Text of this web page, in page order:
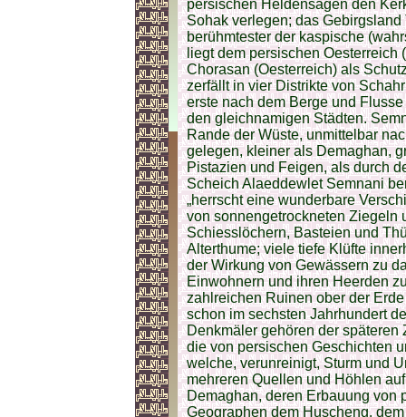
persischen Heldensagen den
Sohak verlegen; das
berühmtester der kaspische
liegt dem persischen Oesterreich
Chorasan (Oesterreich) als
zerfällt in vier Distrikte von
erste nach dem Berge und
den gleichnamigen Städten.
Rande der Wüste, unmittelbar
gelegen, kleiner als Demaghan,
Pistazien und Feigen, als durch
Scheich Alaeddewlet Semnani
„herrscht eine wunderbare
von sonnengetrockneten Ziegeln
Schiesslöchern, Basteien und
Alterthume; viele tiefe Klüfte
der Wirkung von Gewässern zu
Einwohnern und ihren Heerden
zahlreichen Ruinen ober der
schon im sechsten Jahrhundert
Denkmäler gehören der späteren
die von persischen Geschichten
welche, verunreinigt, Sturm und
mehreren Quellen und Höhlen
Demaghan, deren Erbauung von
Geographen dem Huscheng,